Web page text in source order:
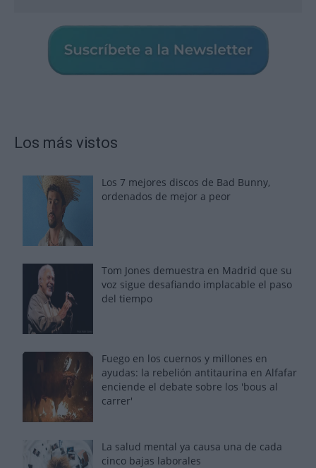
Los más vistos
Los 7 mejores discos de Bad Bunny,
ordenados de mejor a peor
Tom Jones demuestra en Madrid que su
voz sigue desafiando implacable el paso
del tiempo
Fuego en los cuernos y millones en
ayudas: la rebelión antitaurina en Alfafar
enciende el debate sobre los 'bous al
carrer'
La salud mental ya causa una de cada
cinco bajas laborales